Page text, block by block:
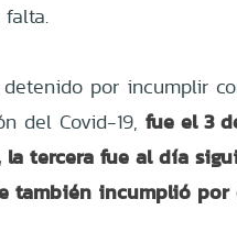
falta.
por incumplir
del Covid-19,fue el 3
la tercera fue al día
también incumplió por